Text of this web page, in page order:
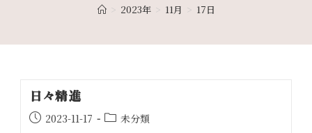
> 2023年 > 11月 > 17日
日々精進
2023-11-17 未分類